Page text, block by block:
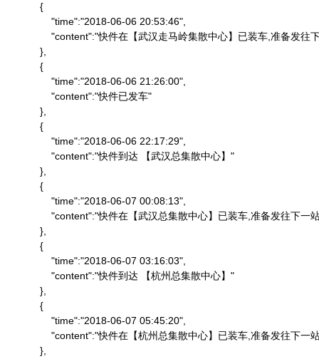
            {
                "time":"2018-06-06 20:53:46",
"content":"快件在【武汉走马岭集散中心】已装车,准备发往
            },
            {
                "time":"2018-06-06 21:26:00",
                "content":"快件已发车"
            },
            {
                "time":"2018-06-06 22:17:29",
                "content":"快件到达 【武汉总集散中心】"
            },
            {
                "time":"2018-06-07 00:08:13",
"content":"快件在【武汉总集散中心】已装车,准备发往下一
            },
            {
                "time":"2018-06-07 03:16:03",
                "content":"快件到达 【杭州总集散中心】"
            },
            {
                "time":"2018-06-07 05:45:20",
"content":"快件在【杭州总集散中心】已装车,准备发往下一
            },